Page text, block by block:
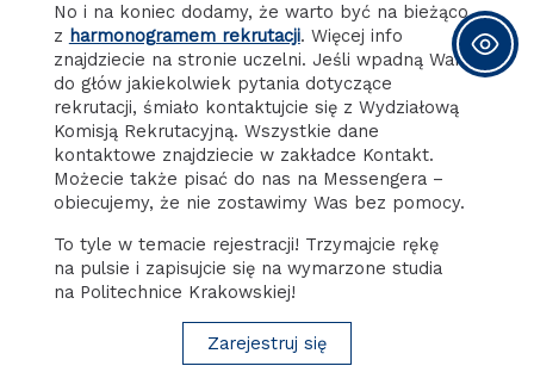
No i na koniec dodamy, że warto być na bieżąco
z harmonogramem rekrutacji. Więcej info
znajdziecie na stronie uczelni. Jeśli wpadną Wam
do głów jakiekolwiek pytania dotyczące
rekrutacji, śmiało kontaktujcie się z Wydziałową
Komisją Rekrutacyjną. Wszystkie dane
kontaktowe znajdziecie w zakładce Kontakt.
Możecie także pisać do nas na Messengera –
obiecujemy, że nie zostawimy Was bez pomocy.
To tyle w temacie rejestracji! Trzymajcie rękę
na pulsie i zapisujcie się na wymarzone studia
na Politechnice Krakowskiej!
Zarejestruj się